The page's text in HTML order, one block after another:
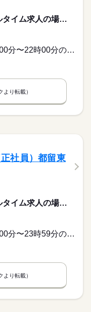
210,000円〜280,000円 ※フルタイム求人の場合は月額（換算額）、パート求人の場合は時間額を表示しています。
交替制（シフト制） 又は 8時00分〜22時00分の時間の間の8時間程度 就業時間に関する特記事項 実働８時間、休憩９０分。
より転載）
社員）都留東
210,000円〜280,000円 ※フルタイム求人の場合は月額（換算額）、パート求人の場合は時間額を表示しています。
交替制（シフト制） 又は 6時00分〜23時59分の時間の間の8時間程度 就業時間に関する特記事項 実働８時間、休憩９０分。
より転載）